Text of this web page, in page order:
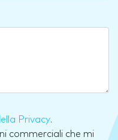
Privacy.
commerciali che mi